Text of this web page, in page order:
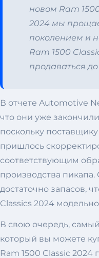
новом Ram
2024 мы
поколением и
Ram 1500
продаваться до
В отчете Automotive
что они уже
поскольку
пришлось
соответствующим
производства пикапа.
достаточно запасов,
Classics 2024
В свою очередь,
который вы можете
Ram 1500 Classic 2024